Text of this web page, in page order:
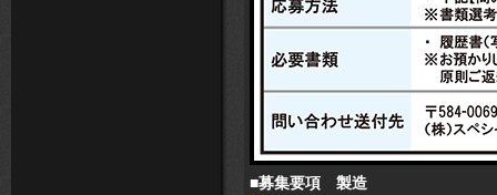
■募集要項 製造